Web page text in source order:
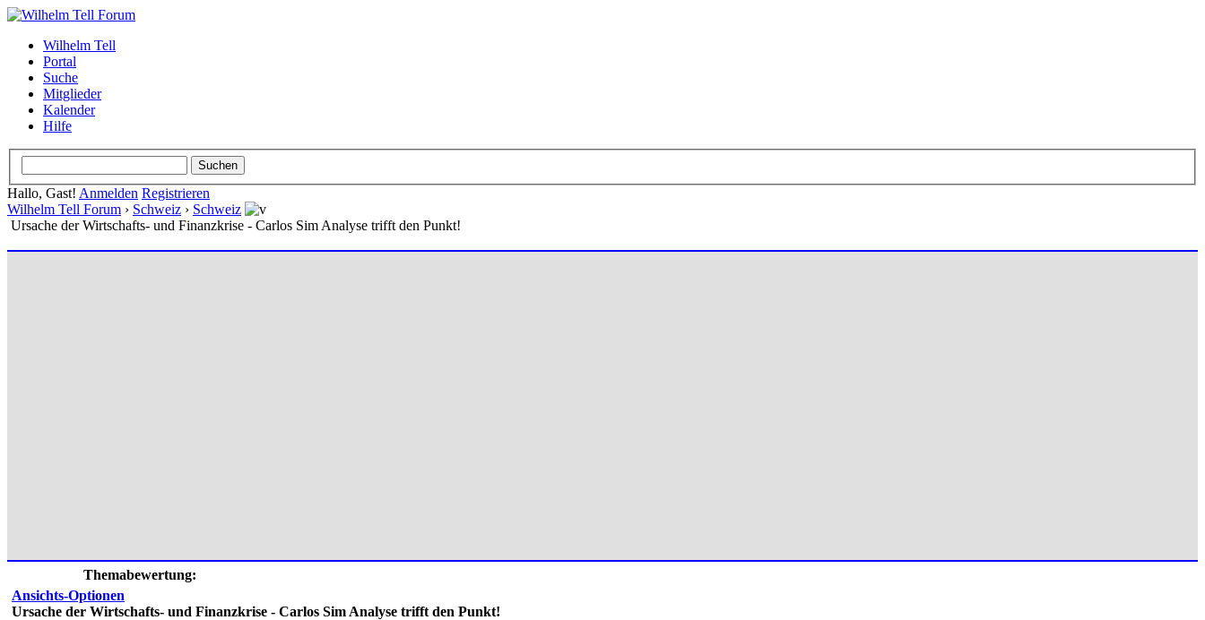
Wilhelm Tell
Portal
Suche
Mitglieder
Kalender
Hilfe
Hallo, Gast! Anmelden Registrieren
Wilhelm Tell Forum › Schweiz › Schweiz
Ursache der Wirtschafts- und Finanzkrise - Carlos Sim Analyse trifft den Punkt!
Themabewertung:
Ansichts-Optionen
Ursache der Wirtschafts- und Finanzkrise - Carlos Sim Analyse trifft den Punkt!